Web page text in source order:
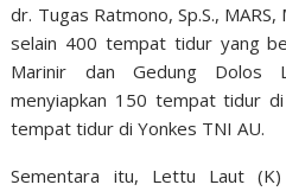
dr. Tugas Ratmono, Sp.S.,
selain 400 tempat tidur yang
Marinir dan Gedung Dolos
menyiapkan 150 tempat tidur
tempat tidur di Yonkes TNI AU.
Sementara itu, Lettu Laut